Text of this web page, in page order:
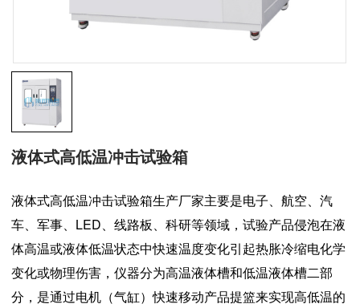
液体式高低温冲击试验箱
液体式高低温冲击试验箱生产厂家主要是电子、航空、汽
车、军事、LED、线路板、科研等领域，试验产品侵泡在液
体高温或液体低温状态中快速温度变化引起热胀冷缩电化学
变化或物理伤害，仪器分为高温液体槽和低温液体槽二部
分，是通过电机（气缸）快速移动产品提篮来实现高低温的